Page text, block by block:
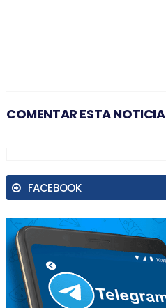
COMENTAR ESTA NOTICIA
FACEBOOK